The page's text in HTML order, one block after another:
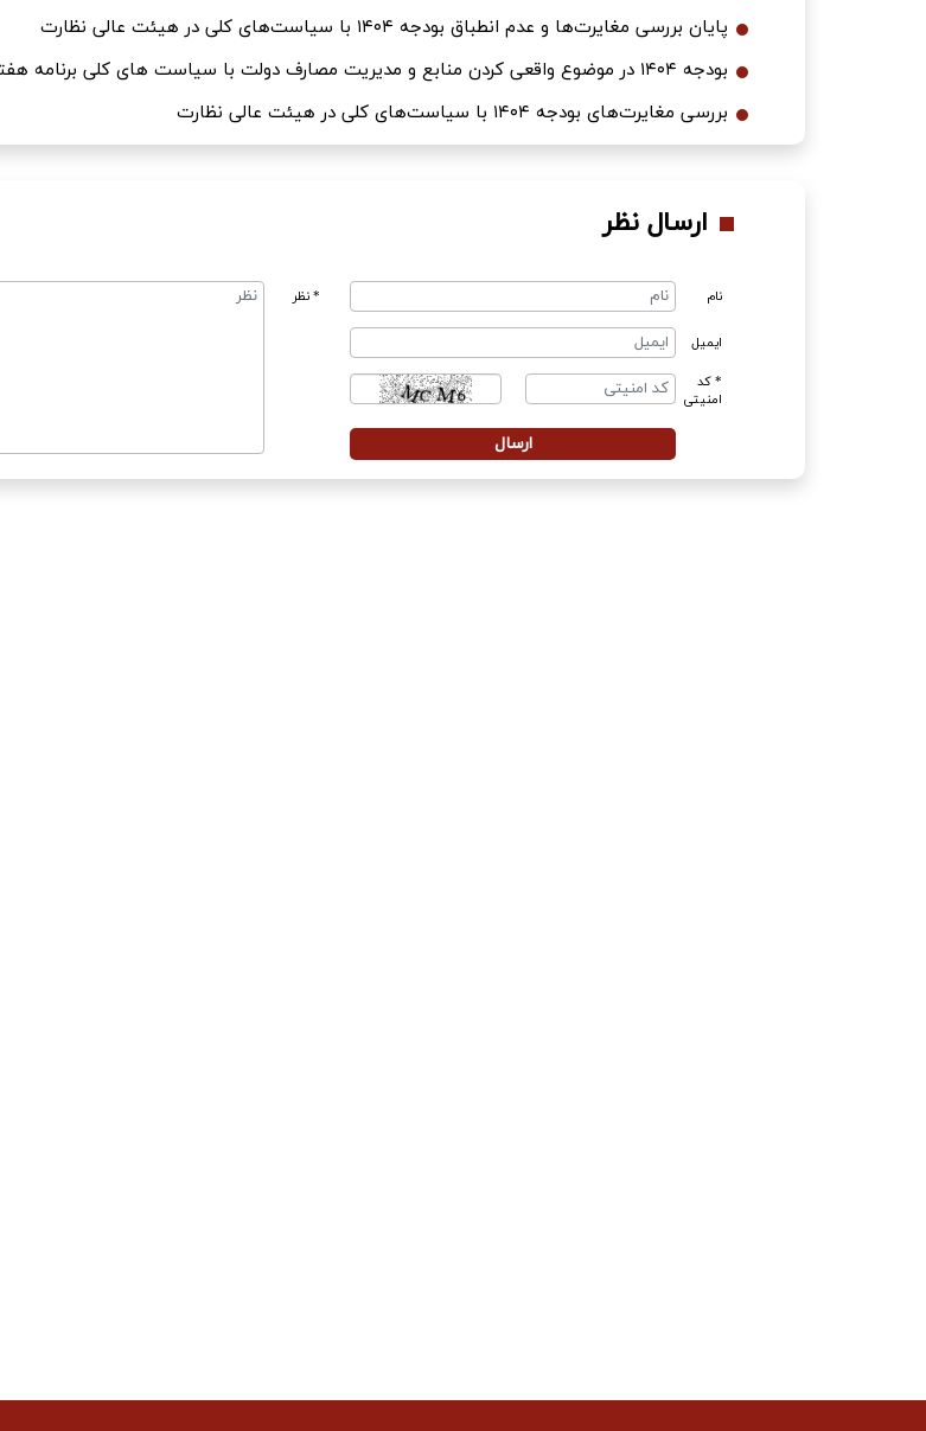
پایان بررسی مغایرت‌ها و عدم انطباق بودجه ۱۴۰۴ با سیاست‌های کلی در هیئت عالی نظارت
بودجه ۱۴۰۴ در موضوع واقعی کردن منابع و مدیریت مصارف دولت با سیاست های کلی برنامه هفتم انطباق دارد
بررسی مغایرت‌های بودجه ۱۴۰۴ با سیاست‌های کلی در هیئت عالی نظارت
ارسال نظر
نام
ایمیل
* کد
امنیتی
* نظر